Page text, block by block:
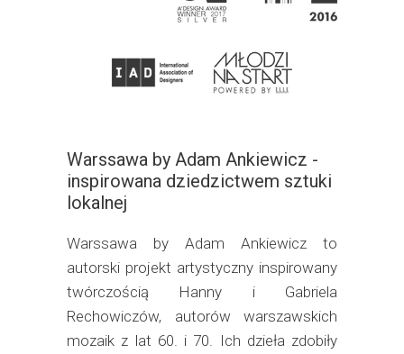
Warssawa by Adam Ankiewicz -
inspirowana dziedzictwem sztuki
lokalnej
Warssawa by Adam Ankiewicz to
autorski projekt artystyczny inspirowany
twórczością Hanny i Gabriela
Rechowiczów, autorów warszawskich
mozaik z lat 60. i 70. Ich dzieła zdobiły